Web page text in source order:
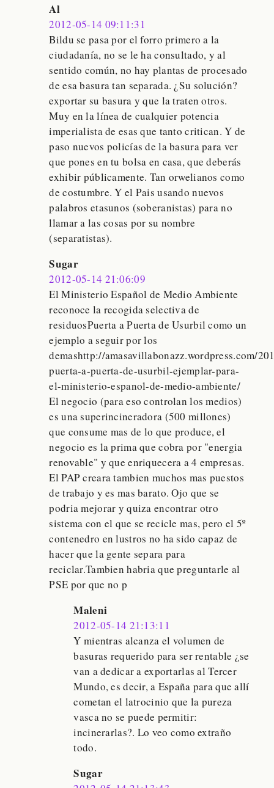
Al
2012-05-14 09:11:31
Bildu se pasa por el forro primero a la
ciudadanía, no se le ha consultado, y al
sentido común, no hay plantas de procesado
de esa basura tan separada. ¿Su solución?
exportar su basura y que la traten otros.
Muy en la línea de cualquier potencia
imperialista de esas que tanto critican. Y de
paso nuevos policías de la basura para ver
que pones en tu bolsa en casa, que deberás
exhibir públicamente. Tan orwelianos como
de costumbre. Y el Pais usando nuevos
palabros etasunos (soberanistas) para no
llamar a las cosas por su nombre
(separatistas).
Sugar
2012-05-14 21:06:09
El Ministerio Español de Medio Ambiente
reconoce la recogida selectiva de
residuosPuerta a Puerta de Usurbil como un
ejemplo a seguir por los
demashttp://amasavillabonazz.wordpress.com/
puerta-a-puerta-de-usurbil-ejemplar-para-
el-ministerio-espanol-de-medio-ambiente/
El negocio (para eso controlan los medios)
es una superincineradora (500 millones)
que consume mas de lo que produce, el
negocio es la prima que cobra por "energia
renovable" y que enriquecera a 4 empresas.
El PAP creara tambien muchos mas puestos
de trabajo y es mas barato. Ojo que se
podria mejorar y quiza encontrar otro
sistema con el que se recicle mas, pero el 5º
contenedro en lustros no ha sido capaz de
hacer que la gente separa para
reciclar.Tambien habria que preguntarle al
PSE por que no p
Maleni
2012-05-14 21:13:11
Y mientras alcanza el volumen de
basuras requerido para ser rentable ¿se
van a dedicar a exportarlas al Tercer
Mundo, es decir, a España para que allí
cometan el latrocinio que la pureza
vasca no se puede permitir:
incinerarlas?. Lo veo como extraño
todo.
Sugar